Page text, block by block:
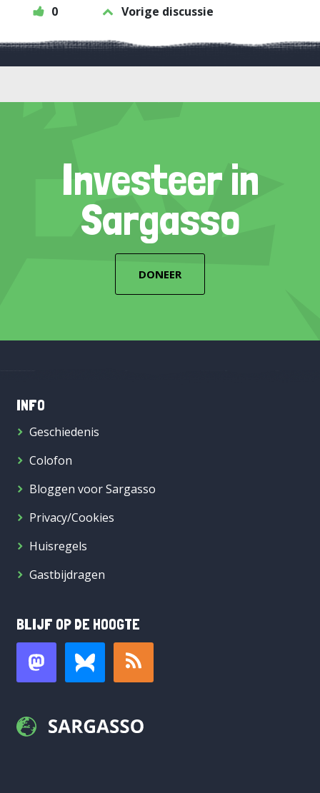
0 Vorige discussie
Investeer in
Sargasso
DONEER
INFO
Geschiedenis
Colofon
Bloggen voor Sargasso
Privacy/Cookies
Huisregels
Gastbijdragen
BLIJF OP DE HOOGTE